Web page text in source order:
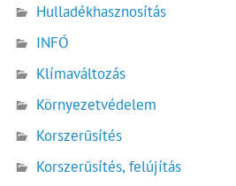
Hulladékhasznosítás
INFÓ
Klímaváltozás
Környezetvédelem
Korszerűsítés
Korszerűsítés, felújítás